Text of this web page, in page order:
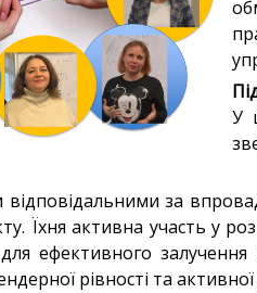
У
за
Їхня активна участь у
ефективного залучення
рівності та